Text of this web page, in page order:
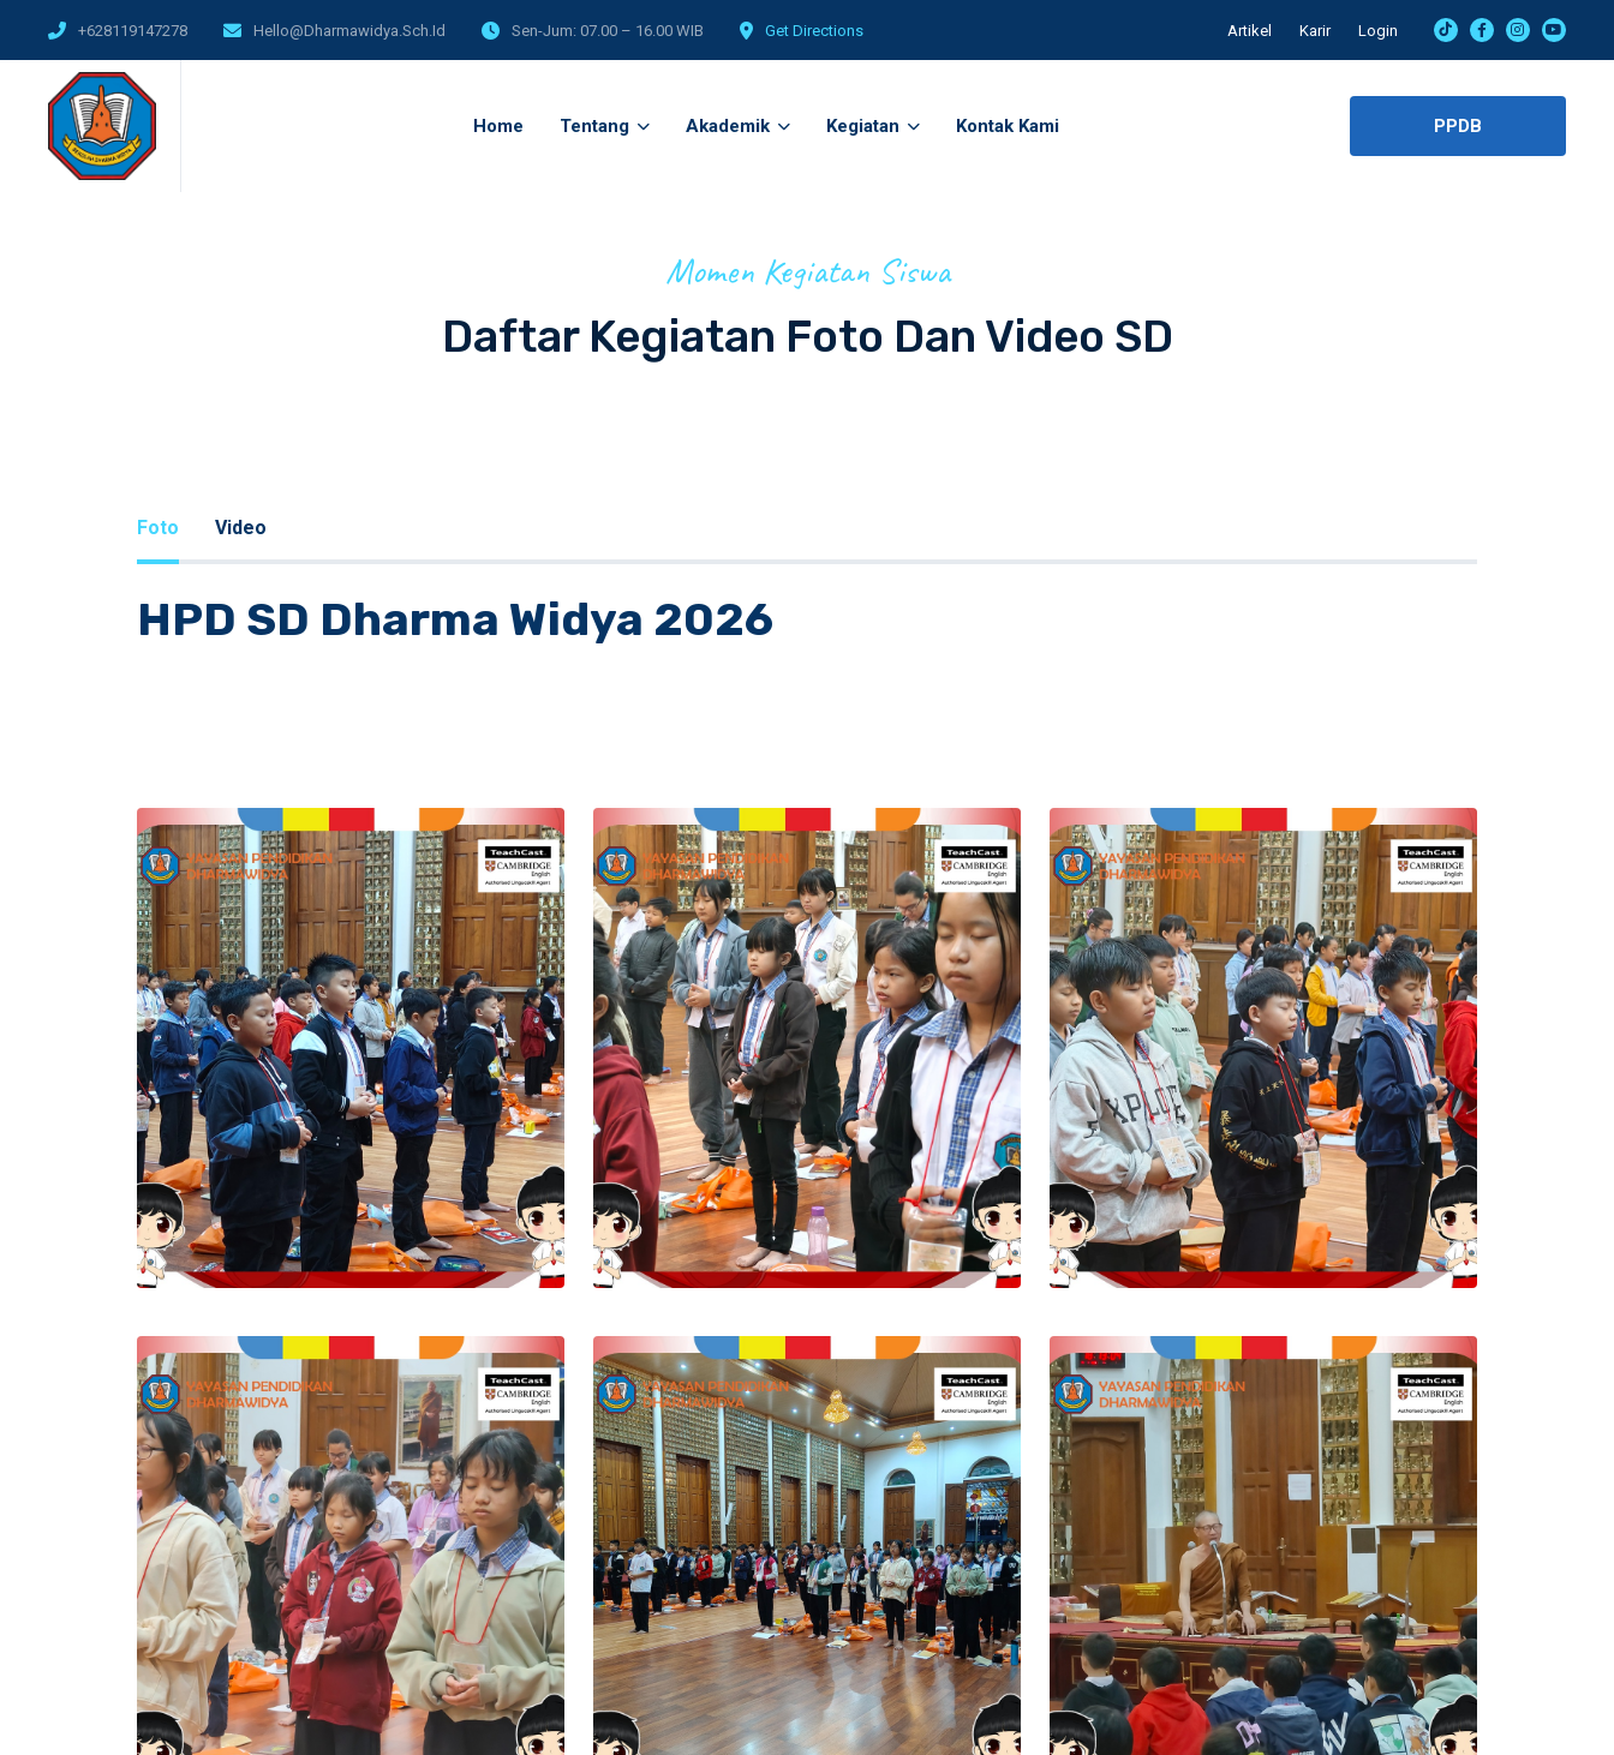
+628119147278 Hello@dharmawidya.sch.id Sen-Jum: 07.00 – 16.00 WIB Get Directions Artikel Karir Login
Home Tentang Akademik Kegiatan Kontak Kami PPDB
Momen Kegiatan Siswa
Daftar Kegiatan Foto Dan Video SD
Foto Video
HPD SD Dharma Widya 2026